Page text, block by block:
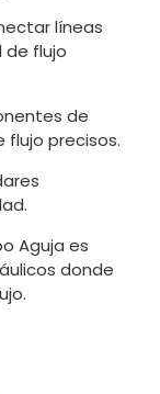
líneas
de flujo
de
flujo precisos.
Aguja es
donde